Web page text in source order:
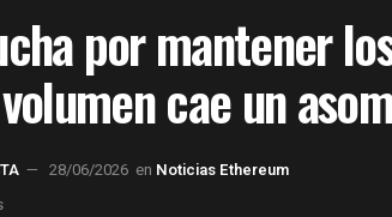
por mantener
cae un
28/06/2026 en Noticias Ethereum